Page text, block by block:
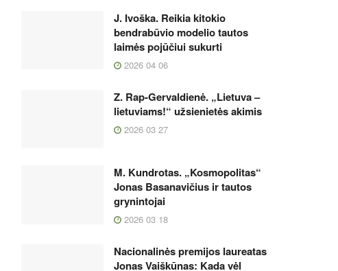
J. Ivoška. Reikia kitokio
bendrabūvio modelio tautos
laimės pojūčiui sukurti
2026 04 06
Z. Rap-Gervaldienė. „Lietuva –
lietuviams!“ užsienietės akimis
2026 03 27
M. Kundrotas. „Kosmopolitas“
Jonas Basanavičius ir tautos
grynintojai
2026 03 18
Nacionalinės premijos laureatas
Jonas Vaiškūnas: Kada vėl